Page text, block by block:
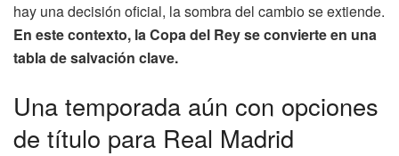
hay una decisión oficial, la sombra del cambio se extiende.
En este contexto, la Copa del Rey se convierte en una
tabla de salvación clave.
Una temporada aún con opciones
de título para Real Madrid